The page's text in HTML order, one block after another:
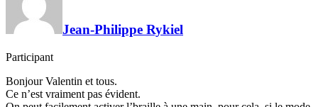
Jean-Philippe Rykiel
Participant
Bonjour Valentin et tous.
Ce n’est vraiment pas évident.